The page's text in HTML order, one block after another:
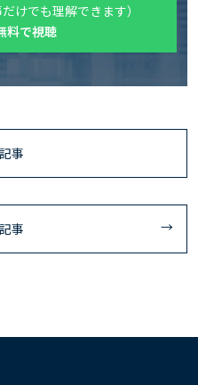
けでも理解できます）
料で視聴
事
事